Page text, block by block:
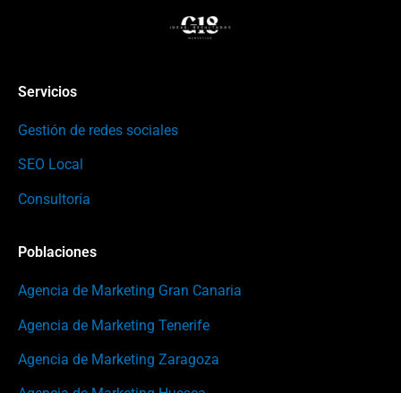
Servicios
Gestión de redes sociales
SEO Local
Consultoría
Poblaciones
Agencia de Marketing Gran Canaria
Agencia de Marketing Tenerife
Agencia de Marketing Zaragoza